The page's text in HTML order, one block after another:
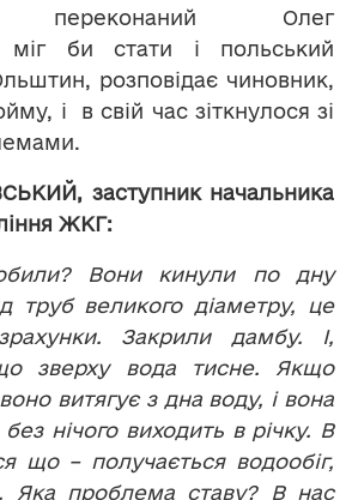
переконаний Олег
міг би стати і польський
розповідає чиновник,
і в свій час зіткнулося зі
заступник начальника
ЖКГ:
Вони кинули по дну
труб великого діаметру, це
Закрили дамбу. І,
зверху вода тисне. Якщо
витягує з дна воду, і вона
нічого виходить в річку. В
що – получається водообіг,
Яка проблема ставу? В нас